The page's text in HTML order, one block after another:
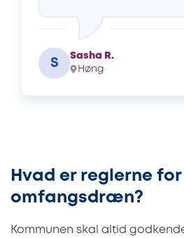
S
Sasha R.
Høng
Hvad er reglerne for
omfangsdræn?
Kommunen skal altid